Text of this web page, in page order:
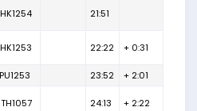
21:51
22:22 + 0:31
23:52 + 2:01
24:13 + 2:22